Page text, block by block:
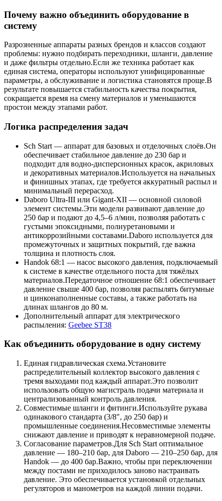
Почему важно объединить оборудование в
систему
Разрозненные аппараты разных брендов и классов создают
проблемы: нужно подбирать переходники, шланги, давление
и даже фильтры отдельно.Если же техника работает как
единая система, операторы используют унифицированные
параметры, а обслуживание и логистика становятся проще.В
результате повышается стабильность качества покрытия,
сокращается время на смену материалов и уменьшаются
простои между этапами работ.
Логика распределения задач
Sch Start — аппарат для базовых и отделочных слоёв.Он
обеспечивает стабильное давление до 230 бар и
подходит для водно-дисперсионных красок, акриловых
и декоративных материалов.Используется на начальных
и финишных этапах, где требуется аккуратный распыл и
минимальный перерасход.
Daboro Ultra-III или Gigant-XII — основной силовой
элемент системы.Эти модели развивают давление до
250 бар и подают до 4,5–6 л/мин, позволяя работать с
густыми эпоксидными, полиуретановыми и
антикоррозийными составами.Daboro используется для
промежуточных и защитных покрытий, где важна
толщина и плотность слоя.
Handok 68:1 — насос высокого давления, подключаемый
к системе в качестве отдельного поста для тяжёлых
материалов.Передаточное отношение 68:1 обеспечивает
давление свыше 400 бар, позволяя распылять битумные
и цинконаполненные составы, а также работать на
длинах шлангов до 80 м.
Дополнительный аппарат для электрического
распыления: Geebee ST38
Как объединить оборудование в одну систему
Единая гидравлическая схема.Установите
распределительный коллектор высокого давления с
тремя выходами под каждый аппарат.Это позволит
использовать общую магистраль подачи материала и
централизованный контроль давления.
Совместимые шланги и фитинги.Используйте рукава
одинакового стандарта (3/8″, до 250 бар) и
промышленные соединения.Несовместимые элементы
снижают давление и приводят к неравномерной подаче.
Согласование параметров.Для Sch Start оптимальное
давление — 180–210 бар, для Daboro — 210–250 бар, для
Handok — до 400 бар.Важно, чтобы при переключении
между постами не приходилось заново настраивать
давление. Это обеспечивается установкой отдельных
регуляторов и манометров на каждой линии подачи.